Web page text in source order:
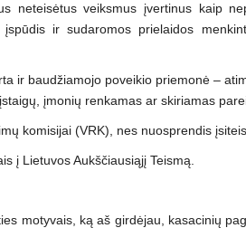
neteisėtus veiksmus įvertinus kaip
ir sudaromos prielaidos
ir baudžiamojo poveikio priemonė –
įmonių renkamas ar skiriamas
komisijai (VRK), nes nuosprendis
į Lietuvos Aukščiausiąjį Teismą.
motyvais, ką aš girdėjau, kasacinių